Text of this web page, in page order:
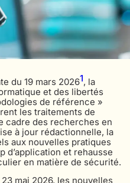
du 19 mars 20261, la
et des libertés
de référence »
les traitements de
cadre des recherches en
à jour rédactionnelle, la
aux nouvelles pratiques
d’application et rehausse
en matière de sécurité.
mai 2026, les nouvelles